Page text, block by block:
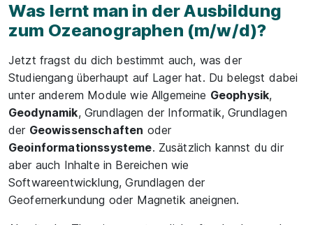
Was lernt man in der Ausbildung
zum Ozeanographen (m/w/d)?
Jetzt fragst du dich bestimmt auch, was der
Studiengang überhaupt auf Lager hat. Du belegst dabei
unter anderem Module wie Allgemeine Geophysik,
Geodynamik, Grundlagen der Informatik, Grundlagen
der Geowissenschaften oder
Geoinformationssysteme. Zusätzlich kannst du dir
aber auch Inhalte in Bereichen wie
Softwareentwicklung, Grundlagen der
Geofernerkundung oder Magnetik aneignen.